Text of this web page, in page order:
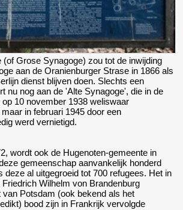
(of Grose Synagoge) zou tot de inwijding
aan de Oranienburger Strase in 1866 als
dienst blijven doen. Slechts een
nu nog aan de 'Alte Synagoge', die in de
10 november 1938 weliswaar
in februari 1945 door een
werd vernietigd.
wordt ook de Hugenoten-gemeente in
gemeenschap aanvankelijk honderd
deze al uitgegroeid tot 700 refugees. Het in
Wilhelm von Brandenburg
van Potsdam (ook bekend als het
bood zijn in Frankrijk vervolgde